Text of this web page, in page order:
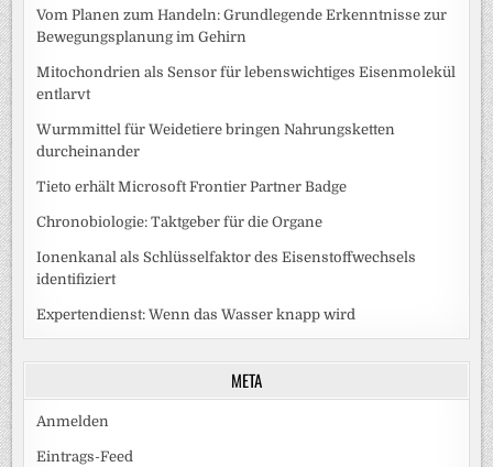
Vom Planen zum Handeln: Grundlegende Erkenntnisse zur
Bewegungsplanung im Gehirn
Mitochondrien als Sensor für lebenswichtiges Eisenmolekül
entlarvt
Wurmmittel für Weidetiere bringen Nahrungsketten
durcheinander
Tieto erhält Microsoft Frontier Partner Badge
Chronobiologie: Taktgeber für die Organe
Ionenkanal als Schlüsselfaktor des Eisenstoffwechsels
identifiziert
Expertendienst: Wenn das Wasser knapp wird
META
Anmelden
Eintrags-Feed